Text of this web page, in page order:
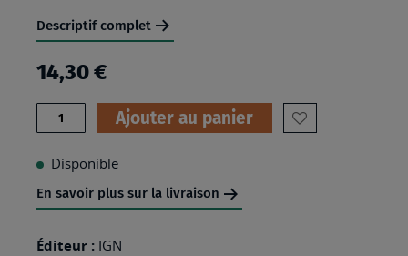
Descriptif complet
14,30 €
Quantité Ajouter au panier
AJOUTER
Disponible
En savoir plus sur la livraison
Éditeur : IGN